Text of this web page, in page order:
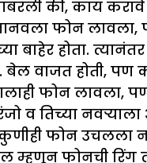
की, काय
फोन लावला,
बाहेर होता.
बेल वाजत होती, पण
फोन लावला,
रंजो व तिच्या
फोन उचलला
म्हणून फोनची रिंग